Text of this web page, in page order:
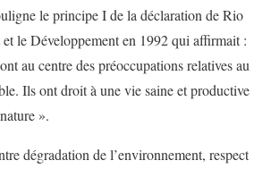
le principe I de la déclaration de Rio
le Développement en 1992 qui affirmait :
au centre des préoccupations relatives au
Ils ont droit à une vie saine et productive
».
dégradation de l’environnement, respect